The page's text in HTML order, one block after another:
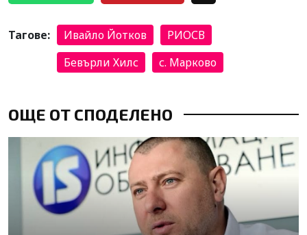
Тагове: Ивайло Йотков
РИОСВ
Бевърли Хилс
с. Марково
ОЩЕ ОТ СПОДЕЛЕНО